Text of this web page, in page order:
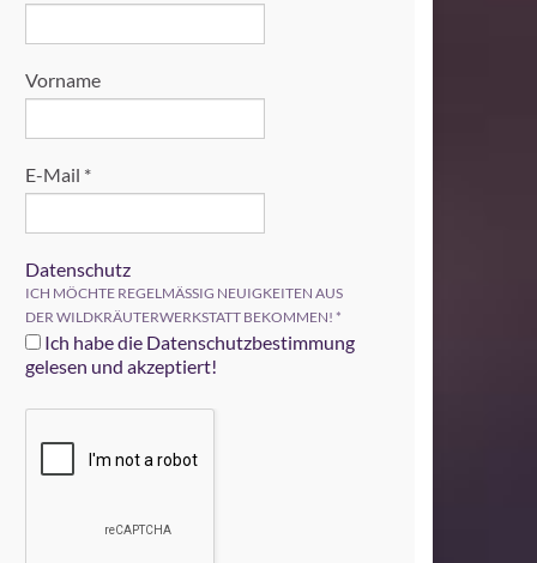
Vorname
E-Mail *
Datenschutz
ICH MÖCHTE REGELMÄSSIG NEUIGKEITEN AUS
DER WILDKRÄUTERWERKSTATT BEKOMMEN! *
Ich habe die Datenschutzbestimmung
gelesen und akzeptiert!